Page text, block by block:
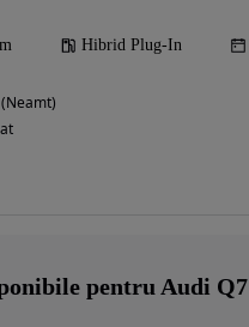
Hibrid Plug-In
pentru Audi Q7